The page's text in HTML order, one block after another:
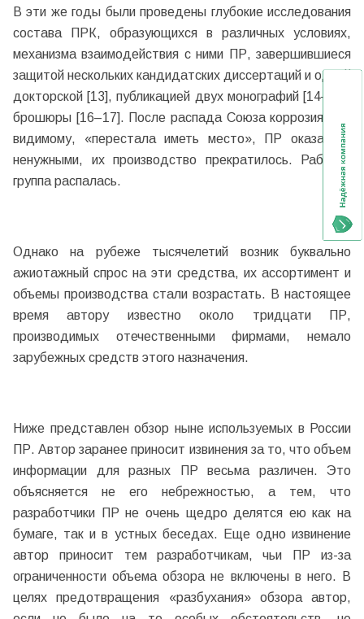
В эти же годы были проведены глубокие исследования
состава ПРК, образующихся в различных условиях,
механизма взаимодействия с ними ПР, завершившиеся
защитой нескольких кандидатских диссертаций и одной
докторской [13], публикацией двух монографий [14–15],
брошюры [16–17]. После распада Союза коррозия, по-
видимому, «перестала иметь место», ПР оказались
ненужными, их производство прекратилось. Рабочая
группа распалась.
Однако на рубеже тысячелетий возник буквально
ажиотажный спрос на эти средства, их ассортимент и
объемы производства стали возрастать. В настоящее
время автору известно около тридцати ПР,
производимых отечественными фирмами, немало
зарубежных средств этого назначения.
Ниже представлен обзор ныне используемых в России
ПР. Автор заранее приносит извинения за то, что объем
информации для разных ПР весьма различен. Это
объясняется не его небрежностью, а тем, что
разработчики ПР не очень щедро делятся ею как на
бумаге, так и в устных беседах. Еще одно извинение
автор приносит тем разработчикам, чьи ПР из-за
ограниченности объема обзора не включены в него. В
целях предотвращения «разбухания» обзора автор,